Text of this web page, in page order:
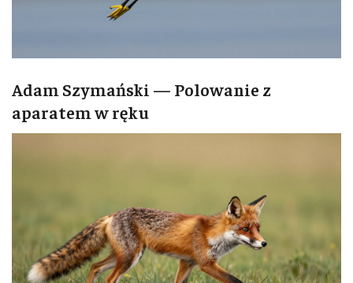
Adam Szymański — Polowanie z
aparatem w ręku